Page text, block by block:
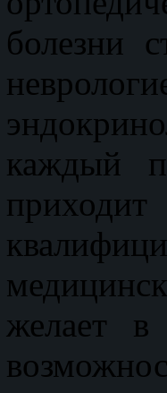
болезни
каждый
желает